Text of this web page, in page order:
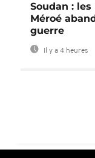
Soudan :
Méroé
guerre
Il y a 4 heures